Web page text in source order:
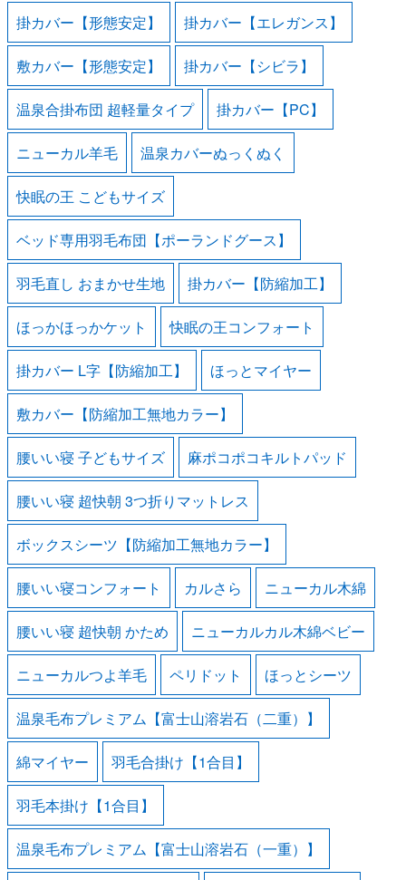
掛カバー【形態安定】 掛カバー【エレガンス】
敷カバー【形態安定】 掛カバー【シビラ】
温泉合掛布団 超軽量タイプ 掛カバー【PC】
ニューカル羊毛 温泉カバーぬっくぬく
快眠の王 こどもサイズ
ベッド専用羽毛布団【ポーランドグース】
羽毛直し おまかせ生地 掛カバー【防縮加工】
ほっかほっかケット 快眠の王コンフォート
掛カバー L字【防縮加工】 ほっとマイヤー
敷カバー【防縮加工無地カラー】
腰いい寝 子どもサイズ 麻ポコポコキルトパッド
腰いい寝 超快朝 3つ折りマットレス
ボックスシーツ【防縮加工無地カラー】
腰いい寝コンフォート カルさら ニューカル木綿
腰いい寝 超快朝 かため ニューカルカル木綿ベビー
ニューカルつよ羊毛 ペリドット ほっとシーツ
温泉毛布プレミアム【富士山溶岩石（二重）】
綿マイヤー 羽毛合掛け【1合目】
羽毛本掛け【1合目】
温泉毛布プレミアム【富士山溶岩石（一重）】